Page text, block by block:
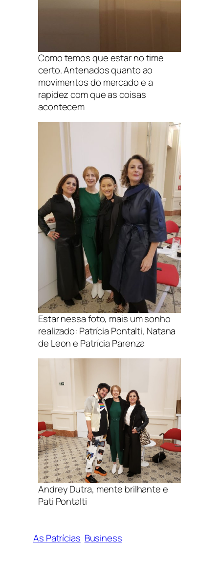
Como temos que estar no time
certo. Antenados quanto ao
movimentos do mercado e a
rapidez com que as coisas
acontecem
Estar nessa foto, mais um sonho
realizado: Patrícia Pontalti, Natana
de Leon e Patrícia Parenza
Andrey Dutra, mente brilhante e
Pati Pontalti
As Patrícias Business